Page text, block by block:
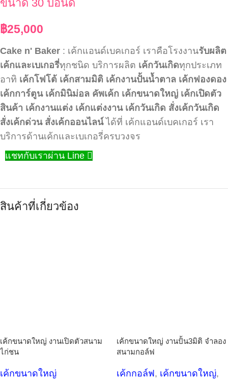
ขนาด 30 ปอนด์
฿25,000
Cake n' Baker : เค้กแอนด์เบคเกอร์ เราคือโรงงานรับผลิต
เค้กและเบเกอรี่ทุกชนิด บริการผลิต เค้กวันเกิดทุกประเภท
อาทิ เค้กโฟโต้ เค้กสามมิติ เค้กงานปั้นน้ำตาล เค้กฟองดอง
เค้กการ์ตูน เค้กมินิม่อล คัพเค้ก เค้กขนาดใหญ่ เค้กเปิดตัว
สินค้า เค้กงานแต่ง เค้กแต่งงาน เค้กวันเกิด สั่งเค้กวันเกิด
สั่งเค้กด่วน สั่งเค้กออนไลน์ได้ที่ เค้กแอนด์เบคเกอร์ เรา
บริการด้านเค้กและเบเกอรี่ครบวงจร
แชทกับเราผ่าน Line
สินค้าที่เกี่ยวข้อง
เค้กขนาดใหญ่ งานเปิดตัวสนาม
ไก่ชน
เค้กขนาดใหญ่
เค้กขนาดใหญ่ งานปั้น3มิติ จำลอง
สนามกอล์ฟ
เค้กกอล์ฟ, เค้กขนาดใหญ่,